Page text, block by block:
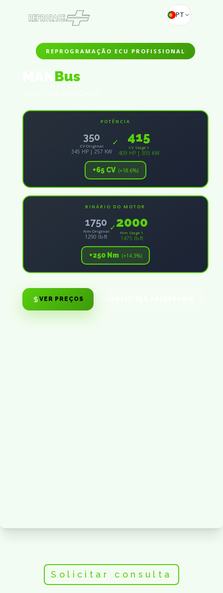
PT
REPROGRAMAÇÃO ECU PROFISSIONAL
Bus
POTÊNCIA
350
CV Original
345 HP | 257 KW
✓ 415
CV Stage 1
409 HP | 305 KW
+65 CV (+18.6%)
BINÁRIO DO MOTOR
1750
Nm Original
1290 lb-ft
✓2000
Nm Stage 1
1475 lb-ft
+250 Nm (+14.3%)
VER PREÇOS
Solicitar consulta